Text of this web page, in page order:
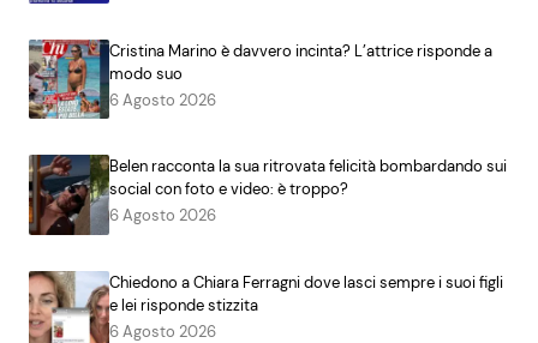
Cristina Marino è davvero incinta? L’attrice risponde a
modo suo
6 Agosto 2026
Belen racconta la sua ritrovata felicità bombardando sui
social con foto e video: è troppo?
6 Agosto 2026
Chiedono a Chiara Ferragni dove lasci sempre i suoi figli
e lei risponde stizzita
6 Agosto 2026